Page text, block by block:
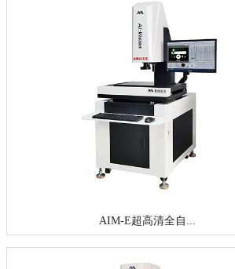
AIM-E超高清全自...